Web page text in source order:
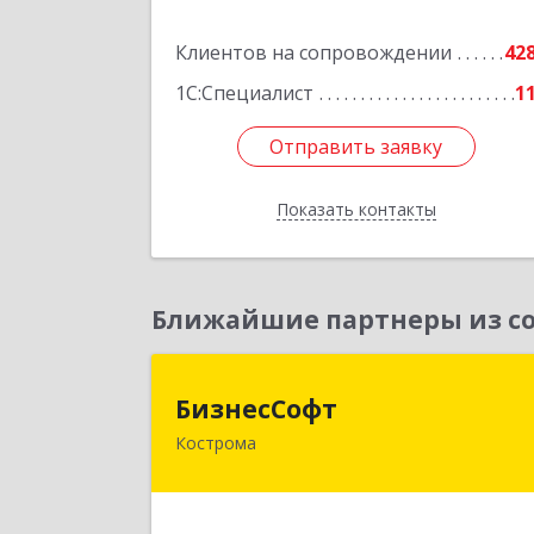
Клиентов на сопровождении
1С:Специалист
11
Отправить заявку
Показать контакты
Отправить заявку
Назад
Ближайшие партнеры из
БизнесСофт
Кострома
156016, Костромская обл, Кострома г,